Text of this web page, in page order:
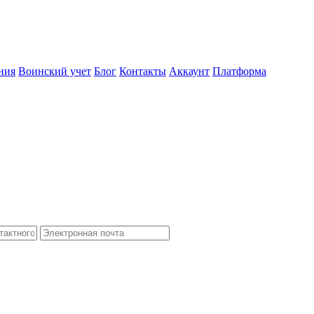
Воинский учет Блог Контакты Аккаунт Платформа